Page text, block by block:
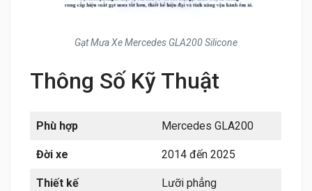
Gạt Mưa Xe Mercedes GLA200 Silicone
Thông Số Kỹ Thuật
Phù hợp Mercedes GLA200
Đời xe 2014 đến 2025
Thiết kế Lưỡi phẳng